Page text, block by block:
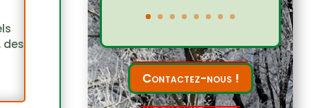
des
Contactez-nous !